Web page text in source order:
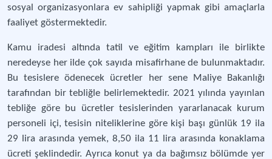
sosyal organizasyonlara ev sahipliği yapmak gibi amaçlarla
faaliyet göstermektedir.
Kamu iradesi altında tatil ve eğitim kampları ile birlikte
neredeyse her ilde çok sayıda misafirhane de bulunmaktadır.
Bu tesislere ödenecek ücretler her sene Maliye Bakanlığı
tarafından bir tebliğle belirlemektedir. 2021 yılında yayınlan
tebliğe göre bu ücretler tesislerinden yararlanacak kurum
personeli içi, tesisin niteliklerine göre kişi başı günlük 19 ila
29 lira arasında yemek, 8,50 ila 11 lira arasında konaklama
ücreti şeklindedir. Ayrıca konut ya da bağımsız bölümde yer